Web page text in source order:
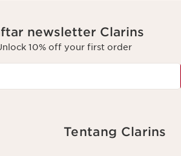
newsletter Clarins
10% off your first order
Tentang Clarins